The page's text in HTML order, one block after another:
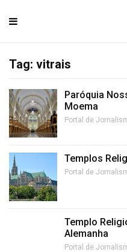
Tag: vitrais
Paróquia
Moema
Portal de
Templos
Portal de
Templo
Alemanha
Portal de